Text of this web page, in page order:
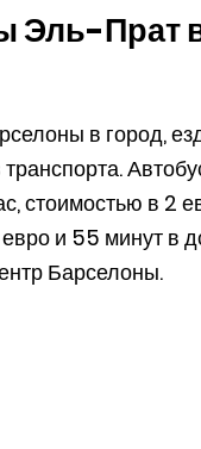
Эль-Прат
в город,
стоимостью в 2
евро и 55 минут в
Барселоны.